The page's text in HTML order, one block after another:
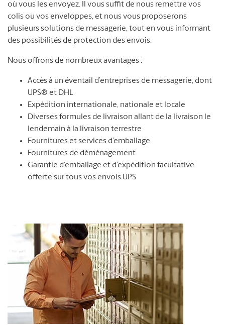
où vous les envoyez. Il vous suffit de nous remettre vos
colis ou vos enveloppes, et nous vous proposerons
plusieurs solutions de messagerie, tout en vous informant
des possibilités de protection des envois.
Nous offrons de nombreux avantages :
Accès à un éventail d’entreprises de messagerie, dont
UPS® et DHL
Expédition internationale, nationale et locale
Diverses formules de livraison allant de la livraison le
lendemain à la livraison terrestre
Fournitures et services d’emballage
Fournitures de déménagement
Garantie d’emballage et d’expédition facultative
offerte sur tous vos envois UPS